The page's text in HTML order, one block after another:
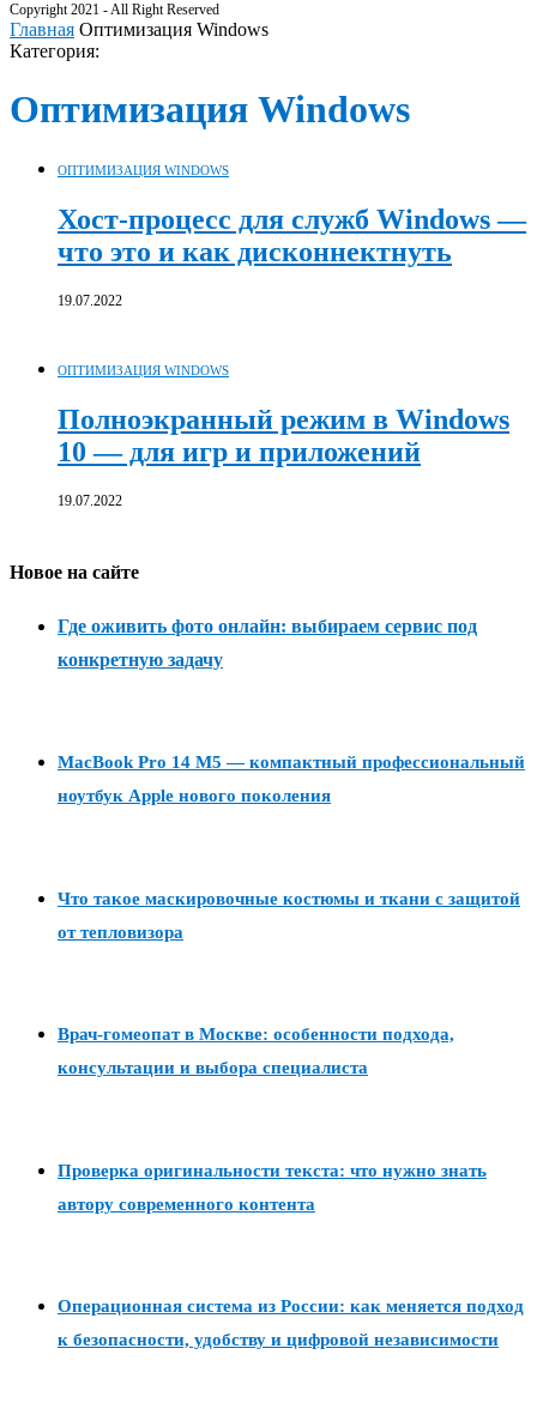
Copyright 2021 - All Right Reserved
Главная Оптимизация Windows
Категория:
Оптимизация Windows
ОПТИМИЗАЦИЯ WINDOWS
Хост-процесс для служб Windows —
что это и как дисконнектнуть
19.07.2022
ОПТИМИЗАЦИЯ WINDOWS
Полноэкранный режим в Windows
10 — для игр и приложений
19.07.2022
Новое на сайте
Где оживить фото онлайн: выбираем сервис под
конкретную задачу
MacBook Pro 14 M5 — компактный профессиональный
ноутбук Apple нового поколения
Что такое маскировочные костюмы и ткани с защитой
от тепловизора
Врач-гомеопат в Москве: особенности подхода,
консультации и выбора специалиста
Проверка оригинальности текста: что нужно знать
автору современного контента
Операционная система из России: как меняется подход
к безопасности, удобству и цифровой независимости